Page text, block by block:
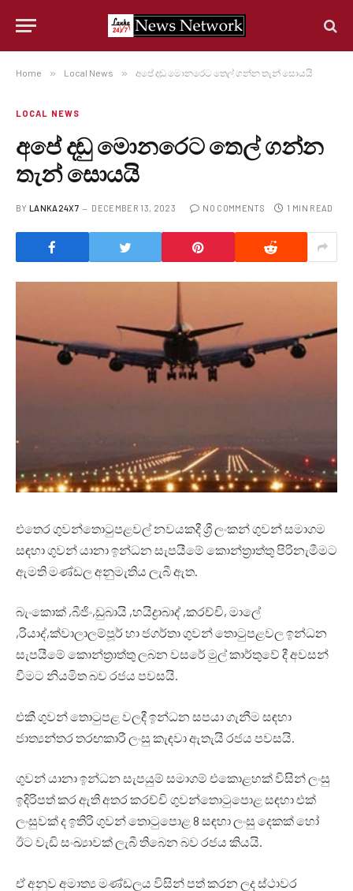
Home » Local News » අපේ දඬු මොනරෙට තෙල් ගන්න තැන් සොයයි
LOCAL NEWS
අපේ දඬු මොනරෙට තෙල් ගන්න
තැන් සොයයි
BY LANKA24X7 DECEMBER 13, 2023 NO COMMENTS 1 MIN READ
එතෙර ගුවන්තොටුපළවල් නවයකදී ශ්‍රී ලංකන් ගුවන් සමාගම
සඳහා ගුවන් යානා ඉන්ධන සැපයීමේ කොන්ත්‍රාත්තු පිරිනැමීමට
ඇමති මණ්ඩල අනුමැතිය ලැබී ඇත.
බැංකොක් ,බීජිං,ඩුබායි ,හයිද්‍රාබාද් ,කරච්චි, මාලේ
,රියාද්,ක්වාලාලම්පූර් හා ජගර්තා ගුවන් තොටුපළවල ඉන්ධන
සැපයීමේ කොන්ත්‍රාත්තු ලබන වසරේ මුල් කාර්තුවේ දී අවසන්
වීමට නියමිත බව රජය පවසයි.
එකී ගුවන් තොටුපළ වලදී ඉන්ධන සපයා ගැනීම සඳහා
ජාත්‍යන්තර තරඟකාරී ලංසු කැඳවා ඇතැයි රජය පවසයි.
ගුවන් යානා ඉන්ධන සැපයුම් සමාගම් එකොළහක් විසින් ලංසු
ඉදිරිපත් කර ඇති අතර කරච්චි ගුවන්තොටුපොළ සඳහා එක්
ලංසුවක් ද ඉතිරි ගුවන් තොටුපොළ 8 සඳහා ලංසු දෙකක් හෝ
ඊට වැඩි සංඛ්‍යාවක් ලැබී තිබෙන බව රජය කියයි.
ඒ අනුව අමාත්‍ය මණ්ඩලය විසින් පත් කරන ලද ස්ථාවර